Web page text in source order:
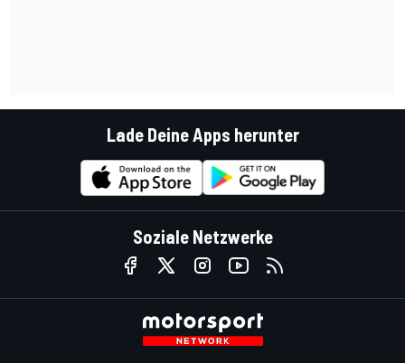
Lade Deine Apps herunter
Soziale Netzwerke